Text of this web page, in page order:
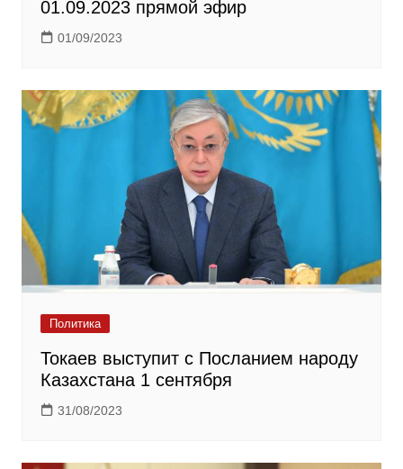
01.09.2023 прямой эфир
01/09/2023
Политика
Токаев выступит с Посланием народу
Казахстана 1 сентября
31/08/2023